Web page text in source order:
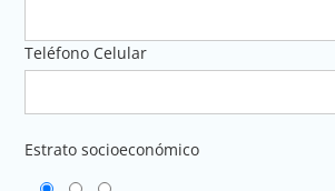
Teléfono Celular
Estrato socioeconómico